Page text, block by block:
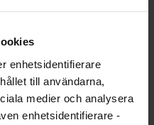
enhetsidentifierare
till användarna,
medier och analysera
enhetsidentifierare -